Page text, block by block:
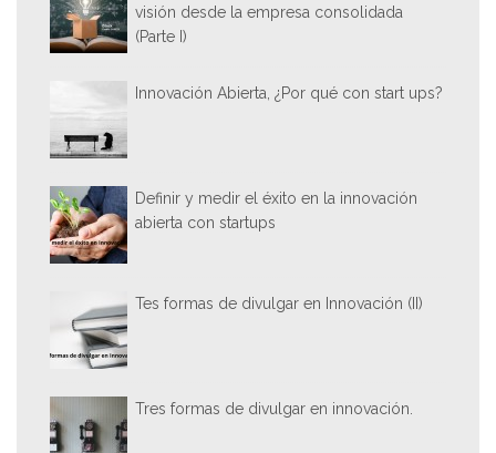
visión desde la empresa consolidada
(Parte I)
Innovación Abierta, ¿Por qué con start ups?
Definir y medir el éxito en la innovación
abierta con startups
Tes formas de divulgar en Innovación (II)
Tres formas de divulgar en innovación.